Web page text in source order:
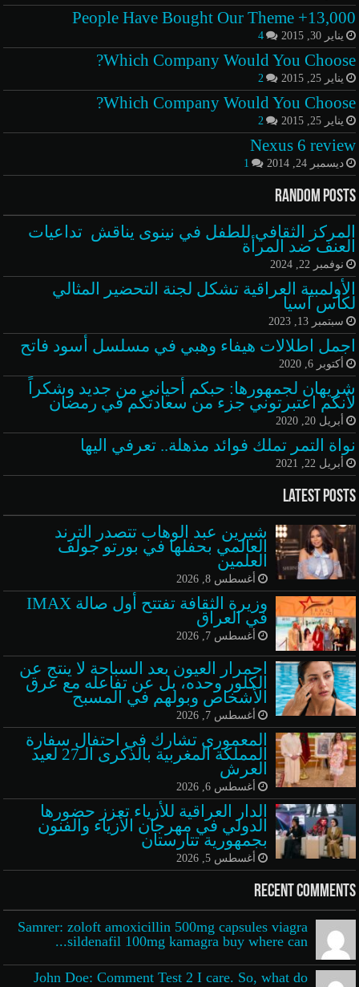
13,000+ People Have Bought Our Theme
يناير 30, 2015 4
Which Company Would You Choose?
يناير 25, 2015 2
Which Company Would You Choose?
يناير 25, 2015 2
Nexus 6 review
ديسمبر 24, 2014 1
Random Posts
المركز الثقافي للطفل في نينوى يناقش تداعيات
العنف ضد المرأة
نوفمبر 22, 2024
الأولمبية العراقية تشكل لجنة التحضير المثالي
لكأس آسيا
سبتمبر 13, 2023
اجمل اطلالات هيفاء وهبي في مسلسل أسود فاتح
أكتوبر 6, 2020
شريهان لجمهورها: حبكم أحياني من جديد وشكراً
لأنكم اعتبرتوني جزء من سعادتكم في رمضان
أبريل 20, 2020
نواة التمر تملك فوائد مذهلة.. تعرفي اليها
أبريل 22, 2021
Latest Posts
شيرين عبد الوهاب تتصدر الترند
العالمي بحفلها في بورتو جولف
العلمين
أغسطس 8, 2026
وزيرة الثقافة تفتتح أول صالة IMAX
في العراق
أغسطس 7, 2026
احمرار العيون بعد السباحة لا ينتج عن
الكلور وحده، بل عن تفاعله مع عرق
الأشخاص وبولهم في المسبح
أغسطس 7, 2026
المعموري تشارك في احتفال سفارة
المملكة المغربية بالذكرى الـ27 لعيد
العرش
أغسطس 6, 2026
الدار العراقية للأزياء تعزز حضورها
الدولي في مهرجان الأزياء والفنون
بجمهورية تتارستان
أغسطس 5, 2026
Recent Comments
Samrer: zoloft amoxicillin 500mg capsules viagra
sildenafil 100mg kamagra buy where can...
John Doe: Comment Test 2 I care. So, what do